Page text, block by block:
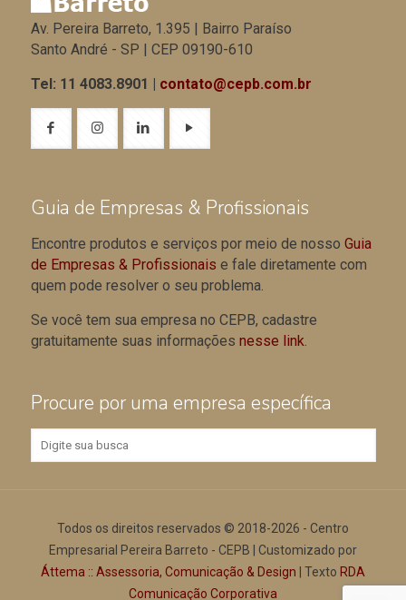
Av. Pereira Barreto, 1.395 | Bairro Paraíso
Santo André - SP | CEP 09190-610
Tel: 11 4083.8901 | contato@cepb.com.br
Guia de Empresas & Profissionais
Encontre produtos e serviços por meio de nosso Guia
de Empresas & Profissionais e fale diretamente com
quem pode resolver o seu problema.
Se você tem sua empresa no CEPB, cadastre
gratuitamente suas informações nesse link.
Procure por uma empresa específica
Todos os direitos reservados © 2018-2026 - Centro
Empresarial Pereira Barreto - CEPB | Customizado por
Áttema :: Assessoria, Comunicação & Design | Texto RDA
Comunicação Corporativa